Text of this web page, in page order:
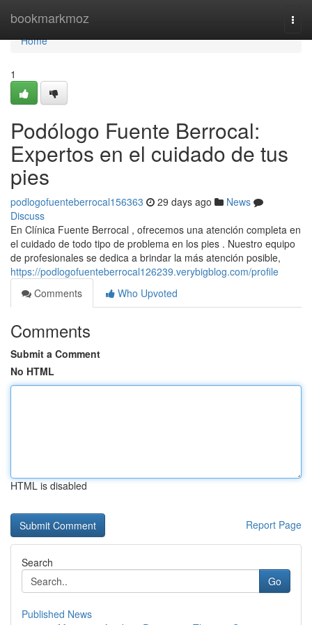
bookmarkmoz
Home
Home
1
Podólogo Fuente Berrocal:
Expertos en el cuidado de tus
pies
podlogofuenteberrocal156363 29 days ago
News
Discuss
En Clínica Fuente Berrocal , ofrecemos una atención completa en
el cuidado de todo tipo de problema en los pies . Nuestro equipo
de profesionales se dedica a brindar la más atención posible,
https://podlogofuenteberrocal126239.verybigblog.com/profile
Comments
Who Upvoted
Comments
Submit a Comment
No HTML
HTML is disabled
Report Page
Search
Go
Published News